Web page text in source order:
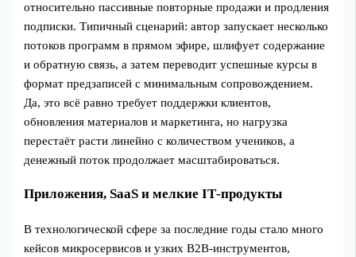
относительно пассивные повторные продажи и продления
подписки. Типичный сценарий: автор запускает несколько
потоков программ в прямом эфире, шлифует содержание
и обратную связь, а затем переводит успешные курсы в
формат предзаписей с минимальным сопровождением.
Да, это всё равно требует поддержки клиентов,
обновления материалов и маркетинга, но нагрузка
перестаёт расти линейно с количеством учеников, а
денежный поток продолжает масштабироваться.
Приложения, SaaS и мелкие IT‑продукты
В технологической сфере за последние годы стало много
кейсов микросервисов и узких B2B-инструментов,